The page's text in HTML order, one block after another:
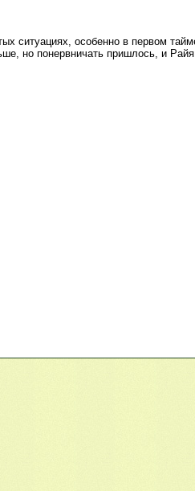
ситуациях, особенно в первом
но понервничать пришлось, и Райя